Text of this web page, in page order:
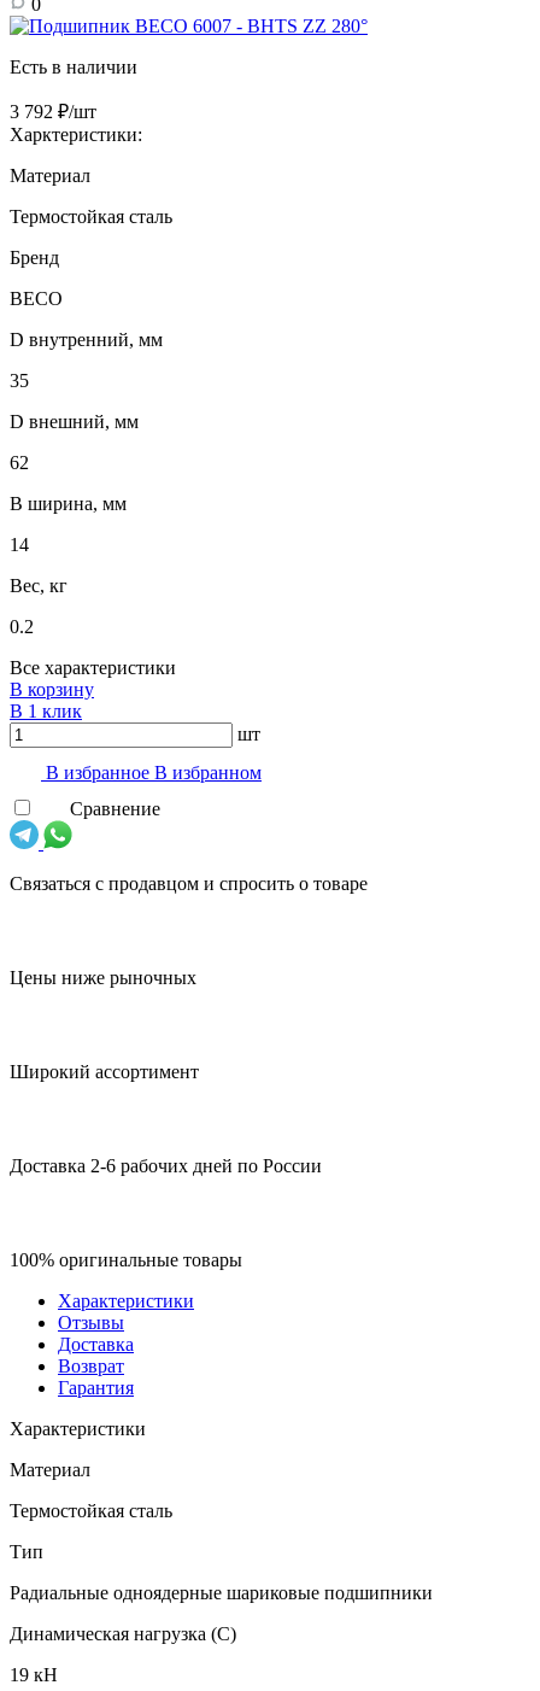
Есть в наличии
3 792 ₽/шт
Харктеристики:
Материал
Термостойкая сталь
Бренд
BECO
D внутренний, мм
35
D внешний, мм
62
B ширина, мм
14
Вес, кг
0.2
Все характеристики
В корзину
В 1 клик
шт
В избранноe В избранном
Сравнение
Связаться с продавцом и спросить о товаре
Цены ниже рыночных
Широкий ассортимент
Доставка 2-6 рабочих дней по России
100% оригинальные товары
Характеристики
Отзывы
Доставка
Возврат
Гарантия
Характеристики
Материал
Термостойкая сталь
Тип
Радиальные одноядерные шариковые подшипники
Динамическая нагрузка (C)
19 кН